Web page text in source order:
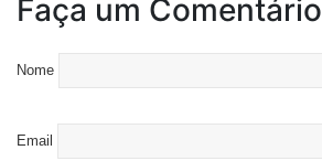
Faça um Comentário
Nome
Email